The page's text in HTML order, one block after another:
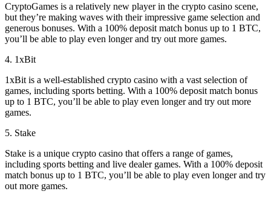
CryptoGames is a relatively new player in the crypto casino scene,
but they’re making waves with their impressive game selection and
generous bonuses. With a 100% deposit match bonus up to 1 BTC,
you’ll be able to play even longer and try out more games.
4. 1xBit
1xBit is a well-established crypto casino with a vast selection of
games, including sports betting. With a 100% deposit match bonus
up to 1 BTC, you’ll be able to play even longer and try out more
games.
5. Stake
Stake is a unique crypto casino that offers a range of games,
including sports betting and live dealer games. With a 100% deposit
match bonus up to 1 BTC, you’ll be able to play even longer and try
out more games.